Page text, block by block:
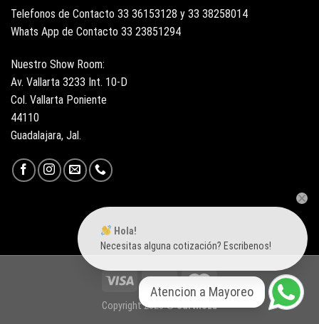
Telefonos de Contacto 33 36153128 y 33 38258014
Whats App de Contacto 33 23851294
Nuestro Show Room:
Av. Vallarta 3233 Int. 10-D
Col. Vallarta Poniente
44110
Guadalajara, Jal.
Copyright 2026 ©Surtiloza
Hola!
Necesitas alguna cotización? Escribenos!
Atencion a Mayoreo